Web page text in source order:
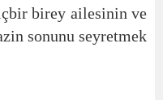
birey ailesinin ve
sonunu seyretmek